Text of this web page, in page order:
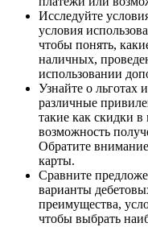
Исследуйте
условия
чтобы понять,
наличных,
использовании
Узнайте о льготах
различные
такие как скидки в
возможность
Обратите
карты.
Сравните
варианты
преимущества,
чтобы выбрать